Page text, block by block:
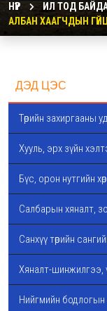
НҮҮР ИЛ ТОД
АЛБАН ХААГЧДЫН
ДЭД ЦЭС
Төрийн захиргааны
Хууль, эрх зүйн
Бүс, орон нутгийн
Салбарын хяналт,
Санхүү төрийн
Хяналт-шинжилгээ,
Нийгмийн бодлогын